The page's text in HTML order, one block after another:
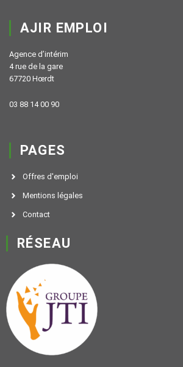
AJIR EMPLOI
Agence d’intérim
4 rue de la gare
67720 Hœrdt
03 88 14 00 90
PAGES
Offres d'emploi
Mentions légales
Contact
RÉSEAU